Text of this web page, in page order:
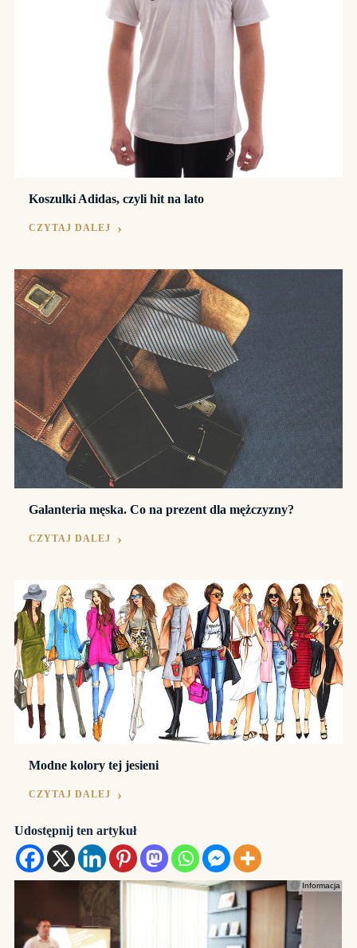
Koszulki Adidas, czyli hit na lato
CZYTAJ DALEJ
Galanteria męska. Co na prezent dla mężczyzny?
CZYTAJ DALEJ
Modne kolory tej jesieni
CZYTAJ DALEJ
Udostępnij ten artykuł